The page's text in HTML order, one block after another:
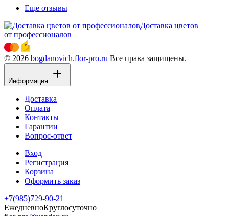
Еще отзывы
Доставка цветов
от профессионалов
© 2026 bogdanovich.flor-pro.ru Все права защищены.
Информация
Доставка
Оплата
Контакты
Гарантии
Вопрос-ответ
Вход
Регистрация
Корзина
Оформить заказ
+7(985)729-90-21
ЕжедневноКруглосуточно